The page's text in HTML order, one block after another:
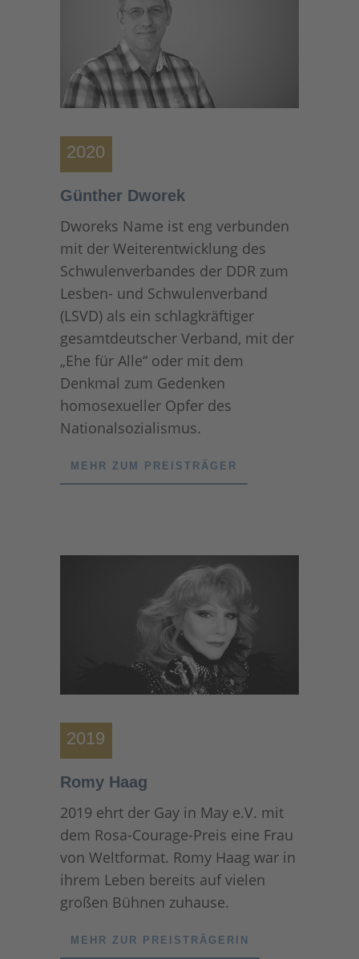
2020
Günther Dworek
Dworeks Name ist eng verbunden
mit der Weiterentwicklung des
Schwulenverbandes der DDR zum
Lesben- und Schwulenverband
(LSVD) als ein schlagkräftiger
gesamtdeutscher Verband, mit der
„Ehe für Alle“ oder mit dem
Denkmal zum Gedenken
homosexueller Opfer des
Nationalsozialismus.
MEHR ZUM PREISTRÄGER
2019
Romy Haag
2019 ehrt der Gay in May e.V. mit
dem Rosa-Courage-Preis eine Frau
von Weltformat. Romy Haag war in
ihrem Leben bereits auf vielen
großen Bühnen zuhause.
MEHR ZUR PREISTRÄGERIN